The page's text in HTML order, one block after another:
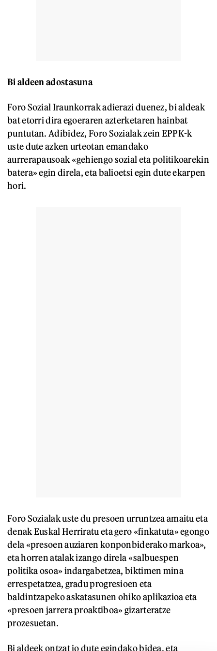
Bi aldeen adostasuna
Foro Sozial Iraunkorrak adierazi duenez, bi aldeak
bat etorri dira egoeraren azterketaren hainbat
puntutan. Adibidez, Foro Sozialak zein EPPK-k
uste dute azken urteotan emandako
aurrerapausoak «gehiengo sozial eta politikoarekin
batera» egin direla, eta balioetsi egin dute ekarpen
hori.
Foro Sozialak uste du presoen urruntzea amaitu eta
denak Euskal Herriratu eta gero «finkatuta» egongo
dela «presoen auziaren konponbiderako markoa»,
eta horren atalak izango direla «salbuespen
politika osoa» indargabetzea, biktimen mina
errespetatzea, gradu progresioen eta
baldintzapeko askatasunen ohiko aplikazioa eta
«presoen jarrera proaktiboa» gizarteratze
prozesuetan.
Bi aldeek ontzat jo dute egindako bidea, eta